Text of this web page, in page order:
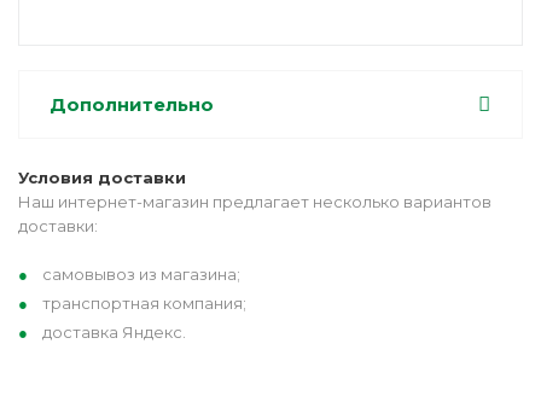
Дополнительно
Условия доставки
Наш интернет-магазин предлагает несколько вариантов
доставки:
самовывоз из магазина;
транспортная компания;
доставка Яндекс.